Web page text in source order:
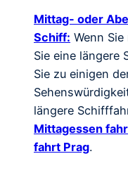
Mittag- oder
Schiff: Wenn
Sie eine längere
Sie zu einigen
längere
Mittagessen
fahrt Prag.